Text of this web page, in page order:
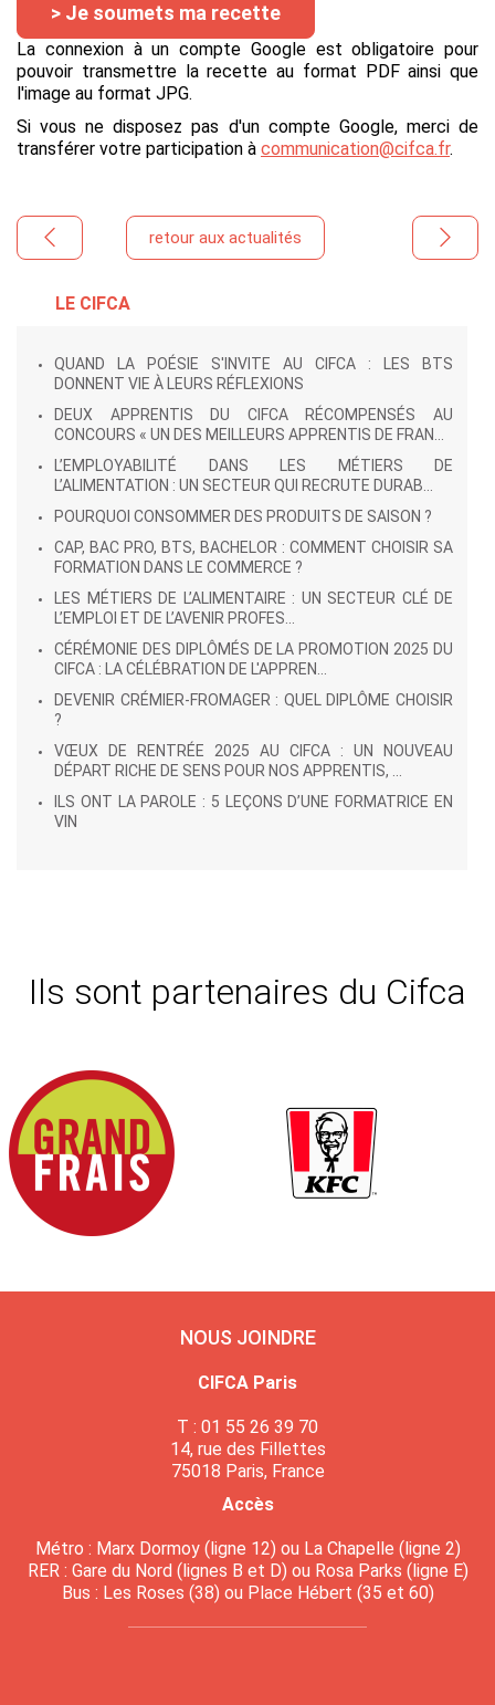
LE CIFCA
QUAND LA POÉSIE S'INVITE AU CIFCA : LES BTS
DONNENT VIE À LEURS RÉFLEXIONS
DEUX APPRENTIS DU CIFCA RÉCOMPENSÉS AU
CONCOURS « UN DES MEILLEURS APPRENTIS DE FRAN...
L’EMPLOYABILITÉ DANS LES MÉTIERS DE
L’ALIMENTATION : UN SECTEUR QUI RECRUTE DURAB...
POURQUOI CONSOMMER DES PRODUITS DE SAISON ?
CAP, BAC PRO, BTS, BACHELOR : COMMENT CHOISIR SA
FORMATION DANS LE COMMERCE ?
LES MÉTIERS DE L’ALIMENTAIRE : UN SECTEUR CLÉ DE
L’EMPLOI ET DE L’AVENIR PROFES...
CÉRÉMONIE DES DIPLÔMÉS DE LA PROMOTION 2025 DU
CIFCA : LA CÉLÉBRATION DE L'APPREN...
DEVENIR CRÉMIER-FROMAGER : QUEL DIPLÔME CHOISIR
?
VŒUX DE RENTRÉE 2025 AU CIFCA : UN NOUVEAU
DÉPART RICHE DE SENS POUR NOS APPRENTIS, ...
ILS ONT LA PAROLE : 5 LEÇONS D’UNE FORMATRICE EN
VIN
> Je soumets ma recette
La connexion à un compte Google est obligatoire pour
pouvoir transmettre la recette au format PDF ainsi que
l'image au format JPG.
Si vous ne disposez pas d'un compte Google, merci de
transférer votre participation à communication@cifca.fr.
retour aux actualités
Ils sont partenaires du Cifca
NOUS JOINDRE
CIFCA Paris
T : 01 55 26 39 70
14, rue des Fillettes
75018 Paris, France
Accès
Métro : Marx Dormoy (ligne 12) ou La Chapelle (ligne 2)
RER : Gare du Nord (lignes B et D) ou Rosa Parks (ligne E)
Bus : Les Roses (38) ou Place Hébert (35 et 60)